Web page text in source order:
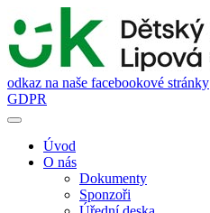
odkaz na naše facebookové stránky
GDPR
Úvod
O nás
Dokumenty
Sponzoři